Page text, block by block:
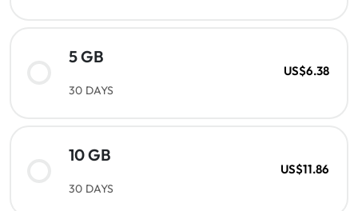
5 GB
30 DAYS
US$6.38
10 GB
30 DAYS
US$11.86